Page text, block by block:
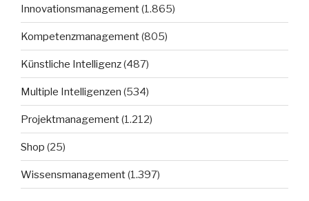
Innovationsmanagement(1.865)
Kompetenzmanagement(805)
Künstliche Intelligenz(487)
Multiple Intelligenzen (534)
Projektmanagement(1.212)
Shop (25)
Wissensmanagement(1.397)